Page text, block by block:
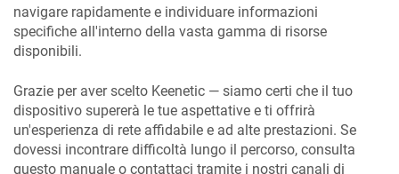
navigare rapidamente e individuare informazioni
specifiche all'interno della vasta gamma di risorse
disponibili.
Grazie per aver scelto Keenetic — siamo certi che il tuo
dispositivo supererà le tue aspettative e ti offrirà
un'esperienza di rete affidabile e ad alte prestazioni. Se
dovessi incontrare difficoltà lungo il percorso, consulta
questo manuale o contattaci tramite i nostri canali di